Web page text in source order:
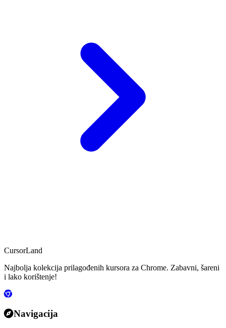
CursorLand
Najbolja kolekcija prilagođenih kursora za Chrome. Zabavni, šareni
i lako korištenje!
Navigacija